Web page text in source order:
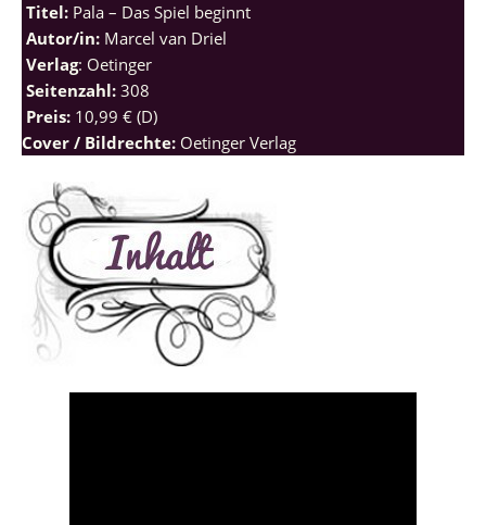
Titel: Pala – Das Spiel beginnt
Autor/in: Marcel van Driel
Verlag: Oetinger
Seitenzahl: 308
Preis: 10,99 € (D)
Cover / Bildrechte: Oetinger Verlag